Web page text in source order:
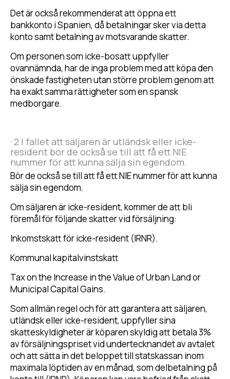
Det är också rekommenderat att öppna ett
bankkonto i Spanien, då betalningar sker via detta
konto samt betalning av motsvarande skatter.
Om personen som icke-bosatt uppfyller
ovannämnda, har de inga problem med att köpa den
önskade fastigheten utan större problem genom att
ha exakt samma rättigheter som en spansk
medborgare.
· 2 I fallet att säljaren är utländsk eller icke-
resident bör de också se till att få ett NIE
nummer för att kunna sälja sin egendom.
Bör de också se till att få ett NIE nummer för att kunna
sälja sin egendom.
Om säljaren är icke-resident, kommer de att bli
föremål för följande skatter vid försäljning:
Inkomstskatt för icke-resident (IRNR).
Kommunal kapitalvinstskatt
Tax on the Increase in the Value of Urban Land or
Municipal Capital Gains.
Som allmän regel och för att garantera att säljaren,
utländsk eller icke-resident, uppfyller sina
skatteskyldigheter är köparen skyldig att betala 3%
av försäljningspriset vid undertecknandet av avtalet
och att sätta in det beloppet till statskassan inom
maximala löptiden av en månad, som delbetalning på